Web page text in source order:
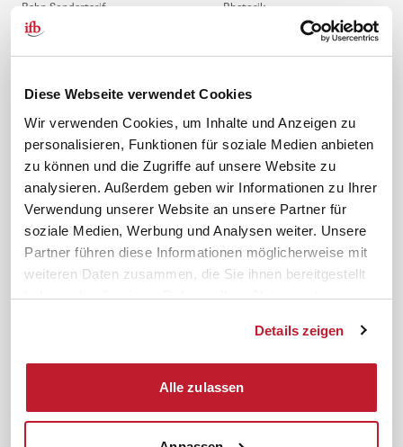
Diese Webseite verwendet Cookies
Wir verwenden Cookies, um Inhalte und Anzeigen zu
personalisieren, Funktionen für soziale Medien anbieten
zu können und die Zugriffe auf unsere Website zu
analysieren. Außerdem geben wir Informationen zu Ihrer
Verwendung unserer Website an unsere Partner für
soziale Medien, Werbung und Analysen weiter. Unsere
Partner führen diese Informationen möglicherweise mit
weiteren Daten zusammen, die Sie ihnen bereitgestellt
haben oder die sie im Rahmen Ihrer Nutzung der
Details zeigen
Alle zulassen
Bahn Sondertarif
meinifb
FAQ
ifb-App Betriebsrat360
Rhetorik
JAV-Wahl
News. Wissen. Themen.
Lexikon
Rechtsprechung
Gesetze
Folgen Sie uns
Sicherheit durch geprüfte
Qualität!
Cookiebot Impressum
AGB